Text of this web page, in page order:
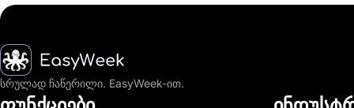
მთავარი
სრულად ჩაწერილი. EasyWeek-ით.